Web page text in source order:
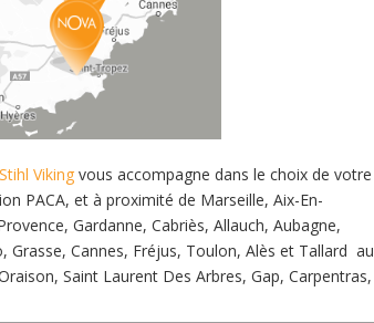
Viking vous accompagne dans le choix de votre
PACA, et à proximité de Marseille, Aix-En-
Gardanne, Cabriès, Allauch, Aubagne,
Grasse, Cannes, Fréjus, Toulon, Alès et Tallard au
Saint Laurent Des Arbres, Gap, Carpentras,